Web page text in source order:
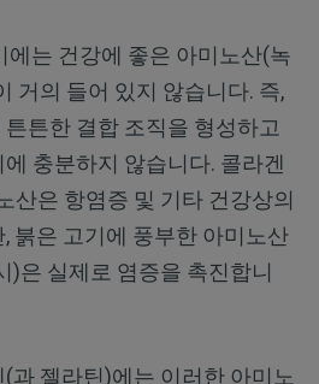
에는 건강에 좋은 아미노산(녹
거의 들어 있지 않습니다. 즉,
튼한 결합 조직을 형성하고
충분하지 않습니다. 콜라겐
산은 항염증 및 기타 건강상의
붉은 고기에 풍부한 아미노산
)은 실제로 염증을 촉진합니
과 젤라틴)에는 이러한 아미노